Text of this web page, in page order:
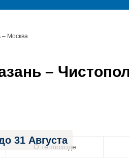
– Москва
–
31 Августа
О теплоходе